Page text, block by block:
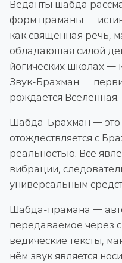
Веданты шабда
форм праманы —
как священная речь,
обладающая силой
йогических школах —
Звук-Брахман —
рождается Вселенная.
Шабда-Брахман — это
отождествляется с
реальностью. Все
вибрации,
универсальным
Шабда-прамана —
передаваемое через
ведические тексты,
нём звук является